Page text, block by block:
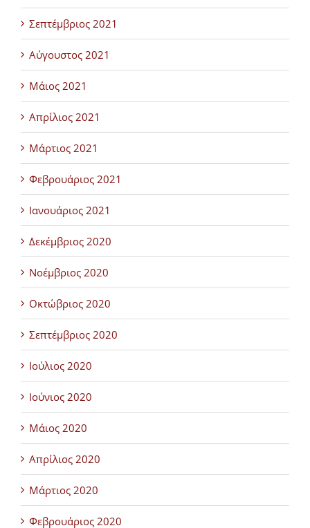
Σεπτέμβριος 2021
Αύγουστος 2021
Μάιος 2021
Απρίλιος 2021
Μάρτιος 2021
Φεβρουάριος 2021
Ιανουάριος 2021
Δεκέμβριος 2020
Νοέμβριος 2020
Οκτώβριος 2020
Σεπτέμβριος 2020
Ιούλιος 2020
Ιούνιος 2020
Μάιος 2020
Απρίλιος 2020
Μάρτιος 2020
Φεβρουάριος 2020